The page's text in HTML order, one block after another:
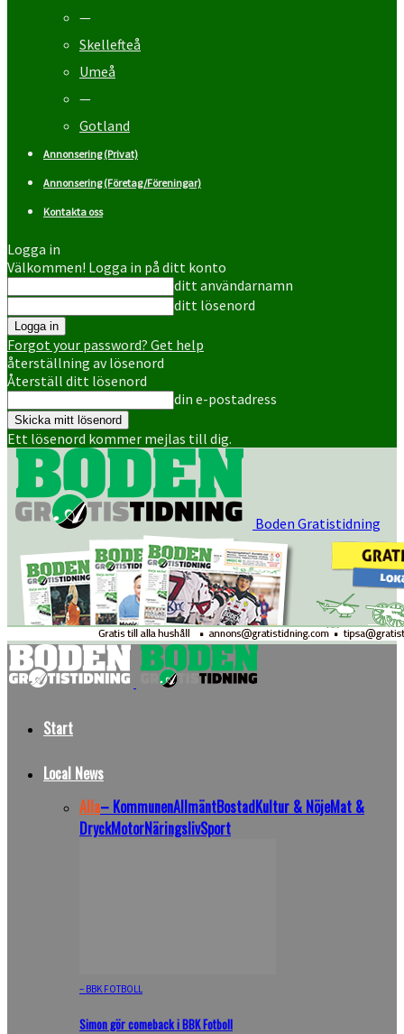
—
Skellefteå
Umeå
—
Gotland
Annonsering (Privat)
Annonsering (Företag/Föreningar)
Kontakta oss
Logga in
Välkommen! Logga in på ditt konto
ditt användarnamn
ditt lösenord
Forgot your password? Get help
återställning av lösenord
Återställ ditt lösenord
din e-postadress
Ett lösenord kommer mejlas till dig.
Boden Gratistidning
Start
Local News
Alla– KommunenAllmäntBostadKultur & NöjeMat &
DryckMotorNäringslivSport
– BBK FOTBOLL
Simon gör comeback i BBK Fotboll